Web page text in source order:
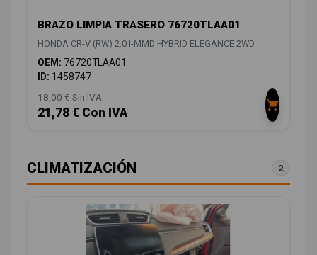
BRAZO LIMPIA TRASERO 76720TLAA01
HONDA CR-V (RW) 2.0 I-MMD HYBRID ELEGANCE 2WD
OEM: 76720TLAA01
ID: 1458747
18,00 € Sin IVA
21,78 € Con IVA
CLIMATIZACIÓN 2